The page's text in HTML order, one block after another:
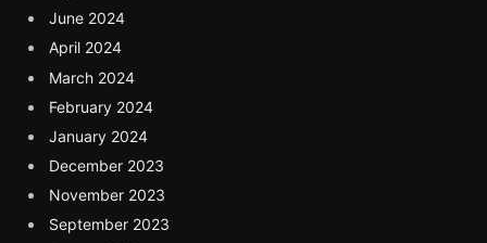
June 2024
April 2024
March 2024
February 2024
January 2024
December 2023
November 2023
September 2023